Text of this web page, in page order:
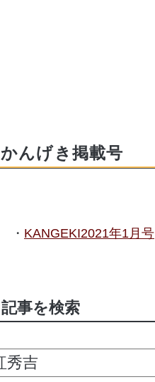
かんげき掲載号
KANGEKI2021年1月号
記事を検索